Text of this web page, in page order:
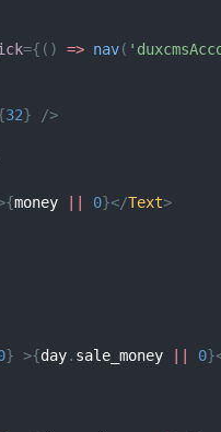
={ ( ) => nav(
32}
/>
{money 0}</Text>
} >{day. sale_money 0}